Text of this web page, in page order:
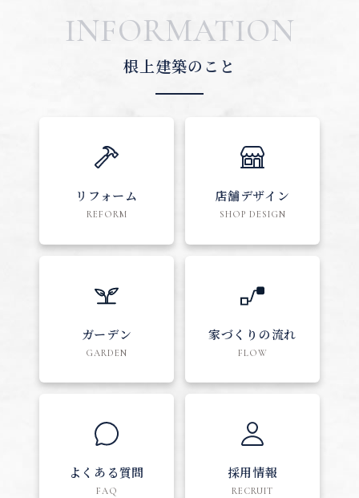
INFORMATION
根上建築のこと
リフォーム
REFORM
店舗デザイン
SHOP DESIGN
ガーデン
GARDEN
家づくりの流れ
FLOW
よくある質問
FAQ
採用情報
RECRUIT